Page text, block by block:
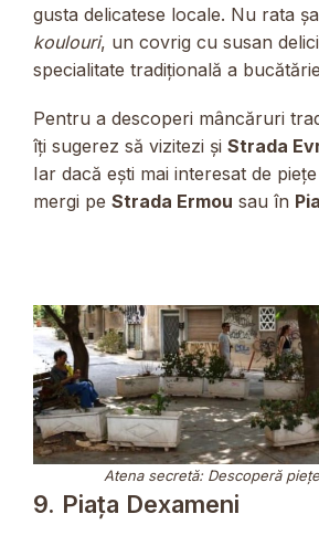
gusta delicatese locale. Nu rata
koulouri, un covrig cu susan
specialitate tradițională a
Pentru a descoperi mâncăruri
îți sugerez să vizitezi și Strada
Iar dacă ești mai interesat de
mergi pe Strada Ermou sau în
Atena secretă: Descoperă
9. Piața Dexameni